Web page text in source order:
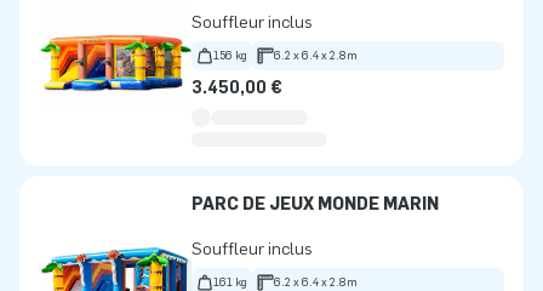
Souffleur inclus
156 kg 6.2 x 6.4 x 2.8m
3.450,00 €
PARC DE JEUX MONDE MARIN
Souffleur inclus
161 kg 6.2 x 6.4 x 2.8m